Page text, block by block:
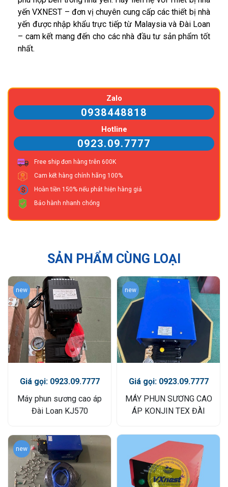
yến VXNEST – đơn vị chuyên cung cấp các thiết bị nhà
yến được nhập khẩu trực tiếp từ Malaysia và Đài Loan
– cam kết mang đến cho các nhà đầu tư sản phẩm tốt
nhất.
Zalo
0938448818
Hotline
0923.09.7777
Free ship đơn hàng trên 600K
Cam kết hàng chính hãng 100%
Hoàn tiền 150% nếu phát hiện hàng giả
Bảo hành nhanh chóng
SẢN PHẨM CÙNG LOẠI
new
Giá gọi: 0923.09.7777
Máy phun sương cao áp
Đài Loan KJ570
new
Giá gọi: 0923.09.7777
MÁY PHUN SƯƠNG CAO
ÁP KONJIN TEX ĐÀI
new